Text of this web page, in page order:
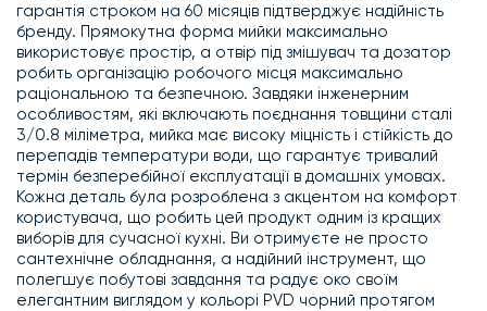
гарантія строком на 60 місяців підтверджує надійність
бренду. Прямокутна форма мийки максимально
використовує простір, а отвір під змішувач та дозатор
робить організацію робочого місця максимально
раціональною та безпечною. Завдяки інженерним
особливостям, які включають поєднання товщини сталі
3/0.8 міліметра, мийка має високу міцність і стійкість до
перепадів температури води, що гарантує тривалий
термін безперебійної експлуатації в домашніх умовах.
Кожна деталь була розроблена з акцентом на комфорт
користувача, що робить цей продукт одним із кращих
виборів для сучасної кухні. Ви отримуєте не просто
сантехнічне обладнання, а надійний інструмент, що
полегшує побутові завдання та радує око своїм
елегантним виглядом у кольорі PVD чорний протягом